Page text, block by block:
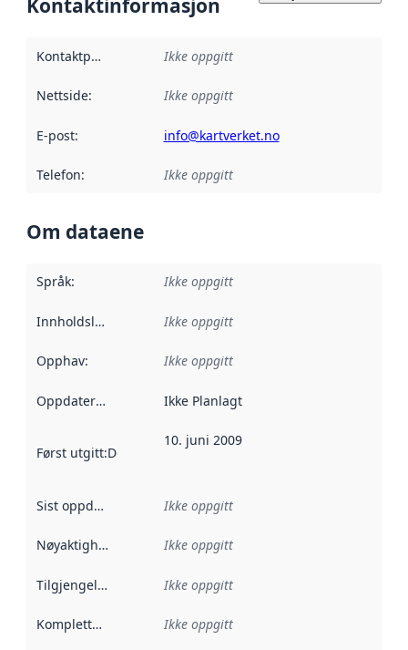
Kontaktinformasjon
Kontaktpunkt Ikke oppgitt
Nettside: Ikke oppgitt
E-post: info@kartverket.no
Telefon: Ikke oppgitt
Om dataene
Språk: Ikke oppgitt
Innholdsleverandører :
Ikke oppgitt
Opphav: Ikke oppgitt
Oppdateringsfrekvens :
Ikke Planlagt
Først utgitt:Denne datoen sier når dataene i dette
10. juni 2009
Sist oppdatert Ikke oppgitt
Nøyaktighet Ikke oppgitt
Tilgjengelighet Ikke oppgitt
Kompletthet Ikke oppgitt